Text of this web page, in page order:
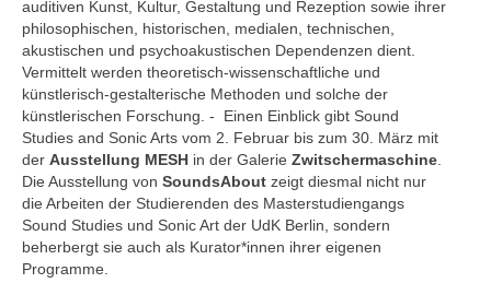
auditiven Kunst, Kultur, Gestaltung und Rezeption sowie ihrer
philosophischen, historischen, medialen, technischen,
akustischen und psychoakustischen Dependenzen dient.
Vermittelt werden theoretisch-wissenschaftliche und
künstlerisch-gestalterische Methoden und solche der
künstlerischen Forschung. - Einen Einblick gibt Sound
Studies and Sonic Arts vom 2. Februar bis zum 30. März mit
der Ausstellung MESH in der Galerie Zwitschermaschine
Die Ausstellung von SoundsAbout zeigt diesmal nicht nur
die Arbeiten der Studierenden des Masterstudiengangs
Sound Studies und Sonic Art der UdK Berlin, sondern
beherbergt sie auch als Kurator*innen ihrer eigenen
Programme.